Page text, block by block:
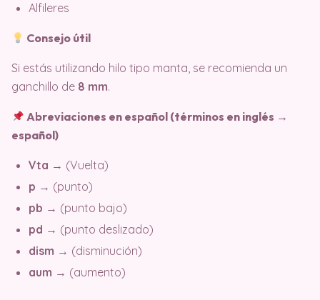
Alfileres
Consejo útil
Si estás utilizando hilo tipo manta, se recomienda un
ganchillo de 8 mm.
Abreviaciones en español (términos en inglés →
español)
Vta → (Vuelta)
p → (punto)
pb → (punto bajo)
pd → (punto deslizado)
dism → (disminución)
aum → (aumento)